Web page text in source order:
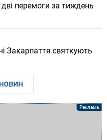
перемоги за тиждень
Закарпаття святкують